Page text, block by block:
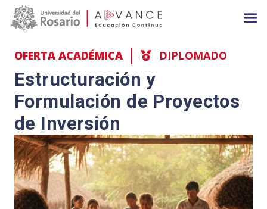
Pasar al contenido principal
Main navigation
OFERTA ACADÉMICA DIPLOMADO
Estructuración y
Formulación de Proyectos
de Inversión